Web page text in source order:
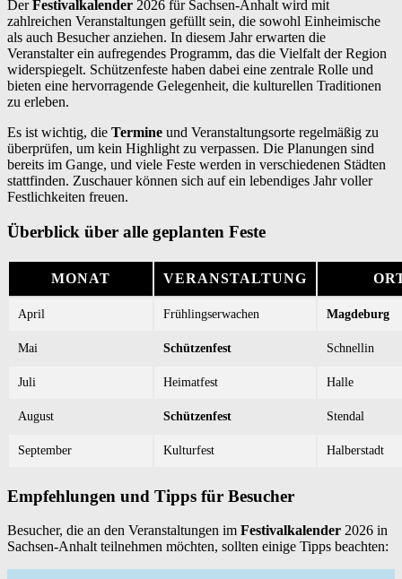
DerFestivalkalender 2026 für Sachsen-Anhalt wird mit
zahlreichen Veranstaltungen gefüllt sein, die sowohl Einheimische
als auch Besucher anziehen. In diesem Jahr erwarten die
Veranstalter ein aufregendes Programm, das die Vielfalt der Region
widerspiegelt. Schützenfeste haben dabei eine zentrale Rolle und
bieten eine hervorragende Gelegenheit, die kulturellen Traditionen
zu erleben.
Es ist wichtig, die Termine und Veranstaltungsorte regelmäßig zu
überprüfen, um kein Highlight zu verpassen. Die Planungen sind
bereits im Gange, und viele Feste werden in verschiedenen Städten
stattfinden. Zuschauer können sich auf ein lebendiges Jahr voller
Festlichkeiten freuen.
Überblick über alle geplanten Feste
MONAT VERANSTALTUNG
April Frühlingserwachen Magdeburg
Mai Schützenfest Schnellin
Juli Heimatfest Halle
August Schützenfest Stendal
September Kulturfest Halberstadt
Empfehlungen und Tipps für Besucher
Besucher, die an den Veranstaltungen im Festivalkalender 2026 in
Sachsen-Anhalt teilnehmen möchten, sollten einige Tipps beachten: